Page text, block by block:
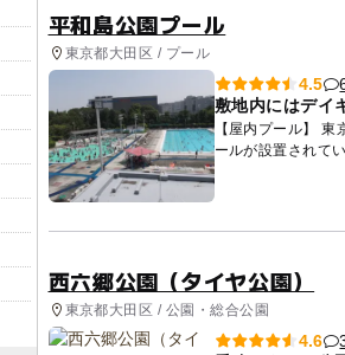
平和島公園プール
東京都大田区 / プール
4.5
敷地内にはデイ
【屋内プール】 東
ールが設置されて
ルと、水深0.4mで
西六郷公園（タイヤ公園）
東京都大田区 / 公園・総合公園
4.6